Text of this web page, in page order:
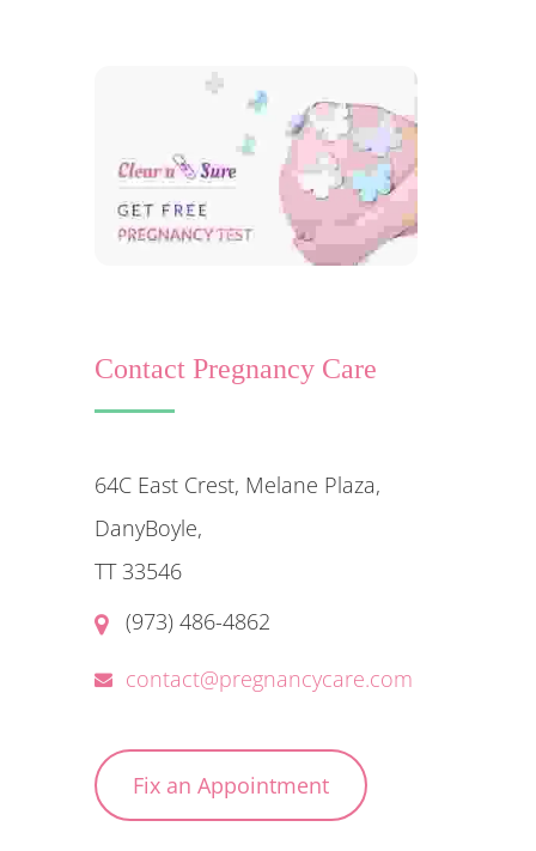
Contact Pregnancy Care
64C East Crest, Melane Plaza,
DanyBoyle,
TT 33546
(973) 486-4862
contact@pregnancycare.com
Fix an Appointment